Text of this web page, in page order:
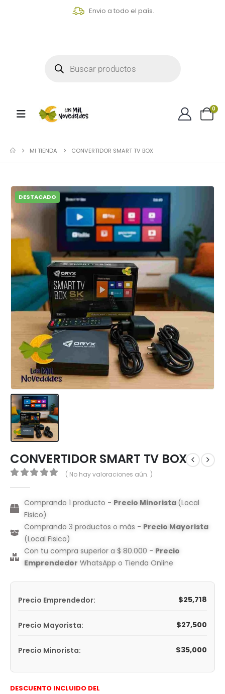
Envio a todo el país.
0
MI TIENDA CONVERTIDOR SMART TV BOX
DESTACADO
CONVERTIDOR SMART TV BOX
( No hay valoraciones aún. )
Comprando 1 producto - Precio Minorista (Local
Fisico)
Comprando 3 productos o más - Precio Mayorista
(Local Fisico)
Con tu compra superior a $ 80.000 - Precio
Emprendedor WhatsApp o Tienda Online
Precio Emprendedor: $25,718
Precio Mayorista: $27,500
Precio Minorista: $35,000
DESCUENTO INCLUIDO DEL